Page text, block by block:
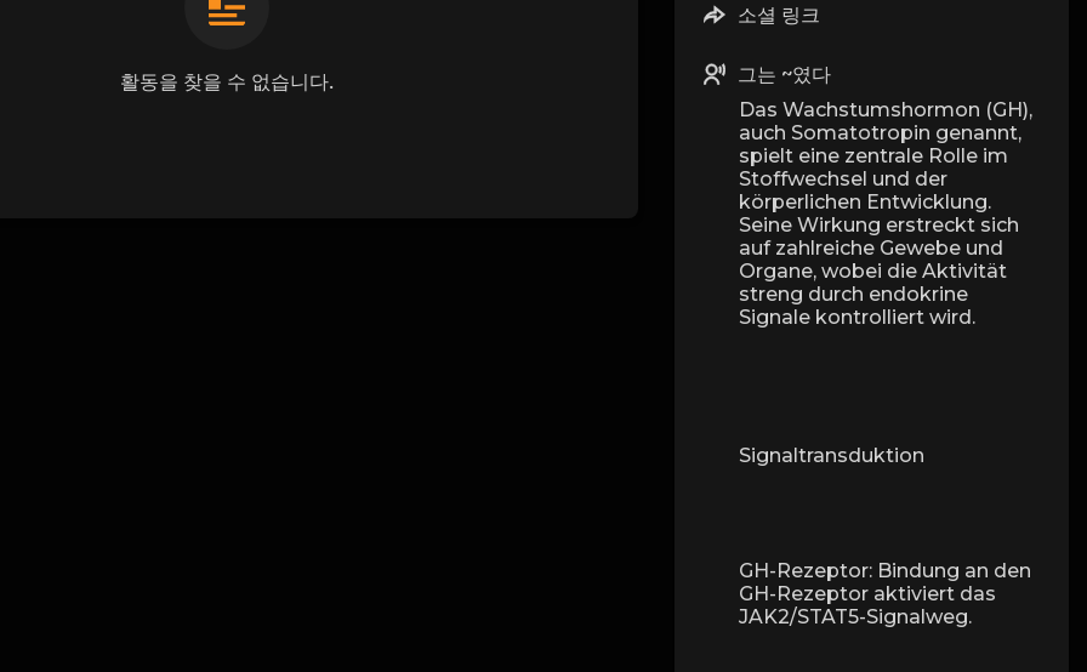
활동을 찾을 수 없습니다.
소셜 링크
그는 ~였다
Das Wachstumshormon (GH),
auch Somatotropin genannt,
spielt eine zentrale Rolle im
Stoffwechsel und der
körperlichen Entwicklung.
Seine Wirkung erstreckt sich
auf zahlreiche Gewebe und
Organe, wobei die Aktivität
streng durch endokrine
Signale kontrolliert wird.
Signaltransduktion
GH-Rezeptor: Bindung an den
GH-Rezeptor aktiviert das
JAK2/STAT5-Signalweg.